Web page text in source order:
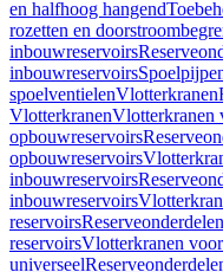
en halfhoog hangend
rozetten en
inbouwreservoirs
inbouwreservoirs
spoelventielenVlotterkranen
VlotterkranenVlotterkranen
opbouwreservoirs
opbouwreservoirs
inbouwreservoirs
inbouwreservoirs
reservoirs
reservoirsVlotterkranen
universeel